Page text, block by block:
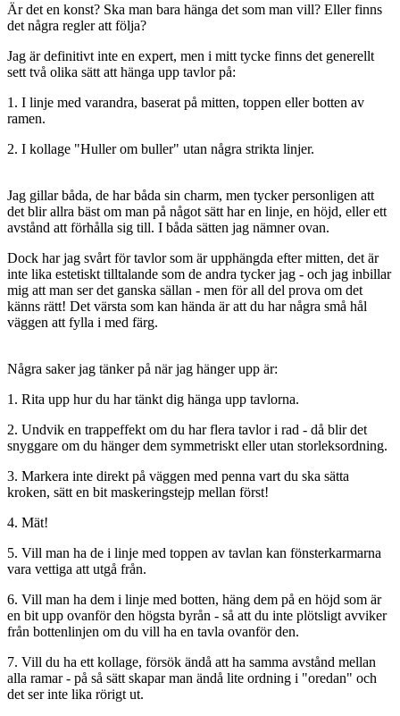
Är det en konst? Ska man bara hänga det som man vill? Eller finns
det några regler att följa?
Jag är definitivt inte en expert, men i mitt tycke finns det generellt
sett två olika sätt att hänga upp tavlor på:
1. I linje med varandra, baserat på mitten, toppen eller botten av
ramen.
2. I kollage "Huller om buller" utan några strikta linjer.
Jag gillar båda, de har båda sin charm, men tycker personligen att
det blir allra bäst om man på något sätt har en linje, en höjd, eller ett
avstånd att förhålla sig till. I båda sätten jag nämner ovan.
Dock har jag svårt för tavlor som är upphängda efter mitten, det är
inte lika estetiskt tilltalande som de andra tycker jag - och jag inbillar
mig att man ser det ganska sällan - men för all del prova om det
känns rätt! Det värsta som kan hända är att du har några små hål
väggen att fylla i med färg.
Några saker jag tänker på när jag hänger upp är:
1. Rita upp hur du har tänkt dig hänga upp tavlorna.
2. Undvik en trappeffekt om du har flera tavlor i rad - då blir det
snyggare om du hänger dem symmetriskt eller utan storleksordning.
3. Markera inte direkt på väggen med penna vart du ska sätta
kroken, sätt en bit maskeringstejp mellan först!
4. Mät!
5. Vill man ha de i linje med toppen av tavlan kan fönsterkarmarna
vara vettiga att utgå från.
6. Vill man ha dem i linje med botten, häng dem på en höjd som är
en bit upp ovanför den högsta byrån - så att du inte plötsligt avviker
från bottenlinjen om du vill ha en tavla ovanför den.
7. Vill du ha ett kollage, försök ändå att ha samma avstånd mellan
alla ramar - på så sätt skapar man ändå lite ordning i "oredan" och
det ser inte lika rörigt ut.